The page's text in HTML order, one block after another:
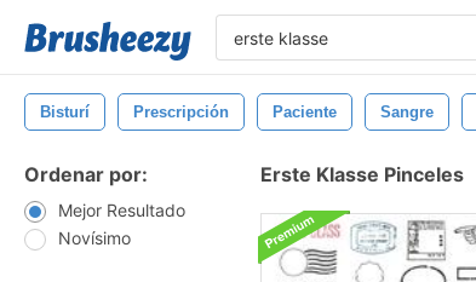
Bisturí Prescripción Paciente Sangre
Ordenar por:
Mejor Resultado
Novísimo
Erste Klasse Pinceles